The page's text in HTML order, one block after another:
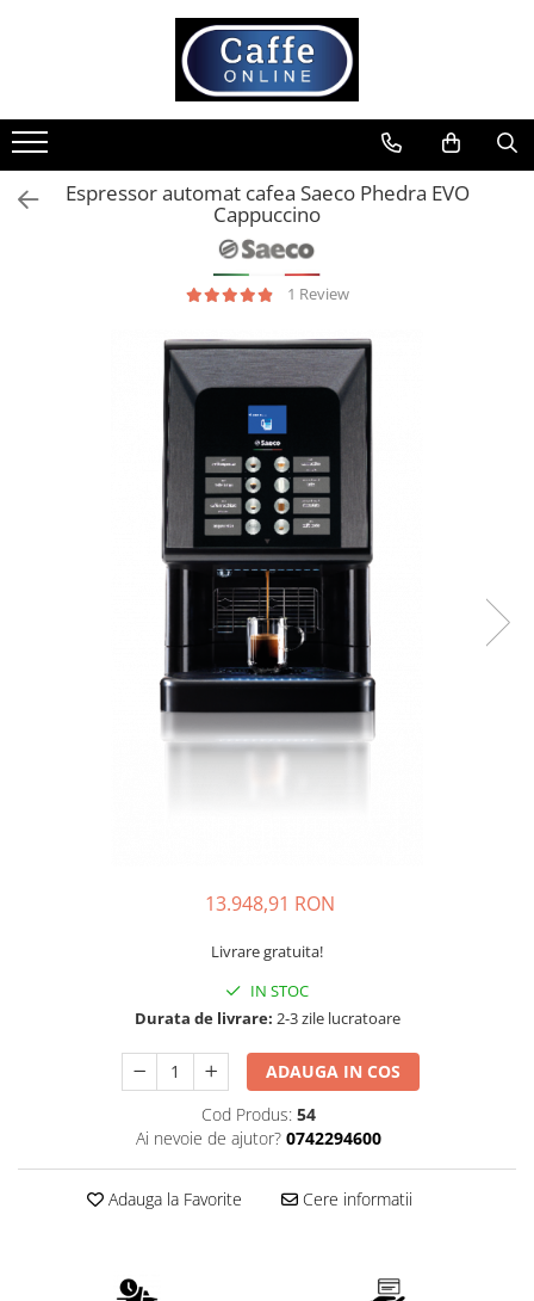
Cafea
Cafea Boabe
Capsule Cafea
Piese schimb espressoare
Curatare
Espressor automat cafea Saeco Phedra EVO
Cappuccino
1 Review
13.948,91 RON
Livrare gratuita!
IN STOC
Durata de livrare: 2-3 zile lucratoare
ADAUGA IN COS
Cod Produs: 54
Ai nevoie de ajutor? 0742294600
Adauga la Favorite Cere informatii